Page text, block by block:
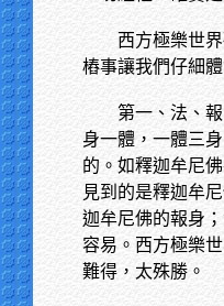
西方極樂世
樁事讓我們仔細
第一、法、
身一體，一體三
的。如釋迦牟尼
見到的是釋迦牟
迦牟尼佛的報身
容易。西方極樂
難得，太殊勝。